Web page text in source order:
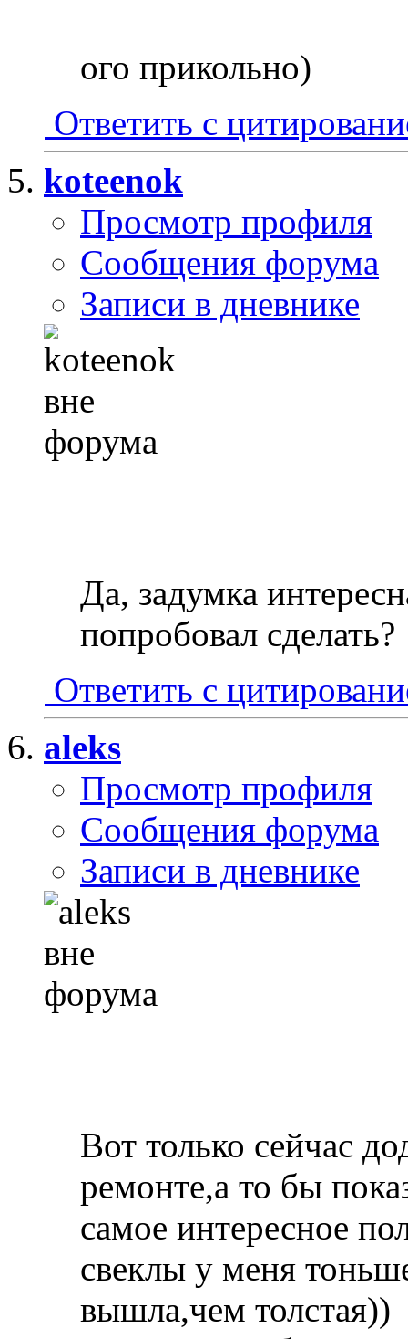
ого прикольно)
Ответить с
koteenok
Просмотр профиля
Сообщения форума
Записи в дневнике
Да, задумка
попробовал сделать?
Ответить с
aleks
Просмотр профиля
Сообщения форума
Записи в дневнике
Вот только сейчас
ремонте,а то бы
самое интересное
свеклы у меня
вышла,чем толстая))